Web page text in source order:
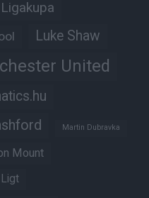
Ligakupa
Luke Shaw
United
Martin Dubravka
Mount